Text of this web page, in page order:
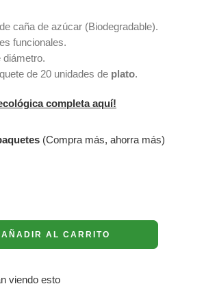
caña de azúcar (Biodegradable).
funcionales.
diámetro.
de 20 unidades de plato.
completa aquí!
(Compra más, ahorra más)
AÑADIR AL CARRITO
viendo esto